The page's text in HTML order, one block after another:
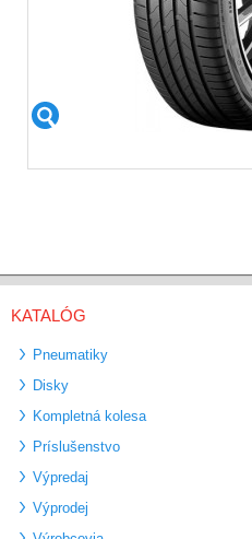
KATALÓG
Pneumatiky
Disky
Kompletná kolesa
Príslušenstvo
Výpredaj
Výprodej